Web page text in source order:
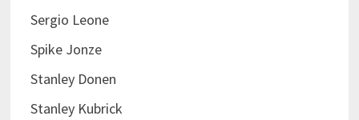
Sergio Leone
Spike Jonze
Stanley Donen
Stanley Kubrick